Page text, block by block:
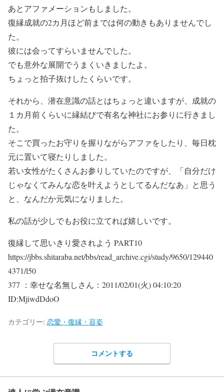
あとアファメーションもしました。
復縁成就の2カ月ほど前までは何の動きもありませんでし
た。
彼には会ってすらいませんでした。
でも意外な展開でうまくいきましたよ。
ちょっと拍子抜けしたくらいです。
それから、潜在意識の話とはちょっと違いますが、成就の
１カ月前くらいに縁結びで有名な神社にお参りに行きまし
た。
そこで買ったお守りを握りながらアファをしたり、毎日枕
元に置いて寝たりしました。
若い女性がたくさんお参りしていたのですが、「自分だけ
じゃなくてみんな恋を叶えようとしてるんだなあ」と思う
と、なんだか元気になりました。
私の話が少しでもお役に立てれば嬉しいです。
復縁して思いきり愛されよう PART10
https://jbbs.shitaraba.net/bbs/read_archive.cgi/study/9650/129440
4371/l50
377 ：幸せな名無しさん：2011/02/01(火) 04:10:20
ID:MjiwdDdoO
カテゴリー: 恋愛・復縁・容姿
コメントする